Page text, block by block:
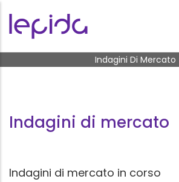
Briciole di
Indagini Di Mercato
Indagini di mercato
Indagini di mercato in corso